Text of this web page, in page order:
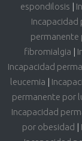
espondilosis |
Incapacidad
permanente
fibromialgia |
Incapacidad
leucemia |
permanente por
Incapacidad
por obesidad |